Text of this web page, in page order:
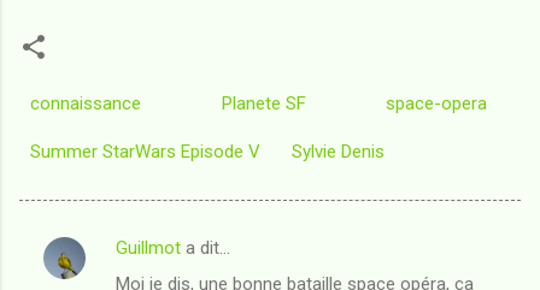
connaissance Planete SF space-opera
Summer StarWars Episode V Sylvie Denis
C
Guillmot a dit…
Moi je dis, une bonne bataille space opéra, ça